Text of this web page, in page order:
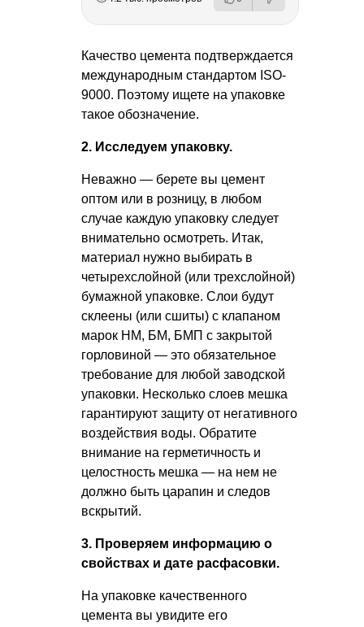
Качество цемента подтверждается
международным стандартом ISO-
9000. Поэтому ищете на упаковке
такое обозначение.
2. Исследуем упаковку.
Неважно — берете вы цемент
оптом или в розницу, в любом
случае каждую упаковку следует
внимательно осмотреть. Итак,
материал нужно выбирать в
четырехслойной (или трехслойной)
бумажной упаковке. Слои будут
склеены (или сшиты) с клапаном
марок НМ, БМ, БМП с закрытой
горловиной — это обязательное
требование для любой заводской
упаковки. Несколько слоев мешка
гарантируют защиту от негативного
воздействия воды. Обратите
внимание на герметичность и
целостность мешка — на нем не
должно быть царапин и следов
вскрытий.
3. Проверяем информацию о
свойствах и дате расфасовки.
На упаковке качественного
цемента вы увидите его